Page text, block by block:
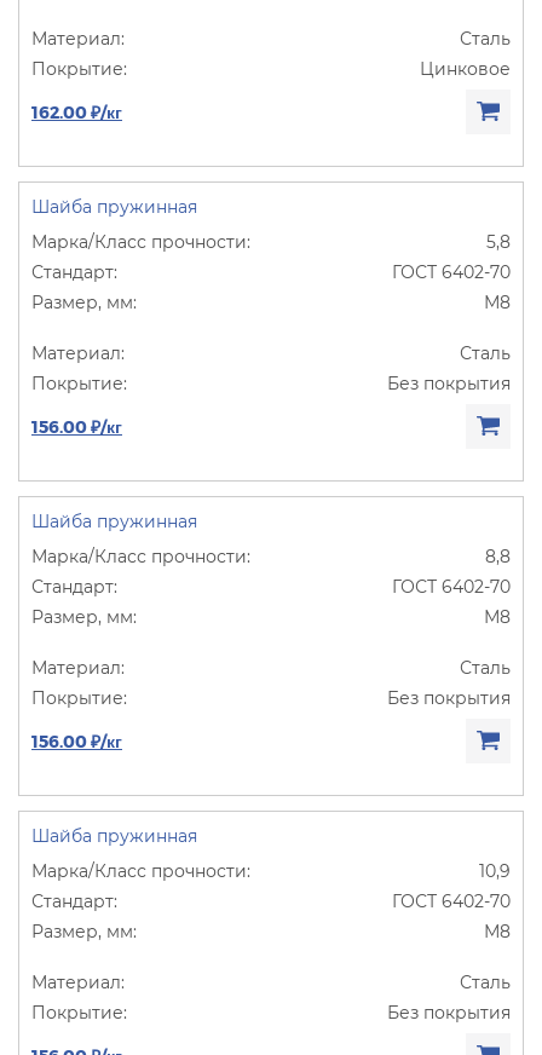
Сталь
Цинковое
162.00 ₽/кг
Шайба пружинная
5,8
ГОСТ 6402-70
М8
Сталь
Без покрытия
156.00 ₽/кг
Шайба пружинная
8,8
ГОСТ 6402-70
М8
Сталь
Без покрытия
156.00 ₽/кг
Шайба пружинная
10,9
ГОСТ 6402-70
М8
Сталь
Без покрытия